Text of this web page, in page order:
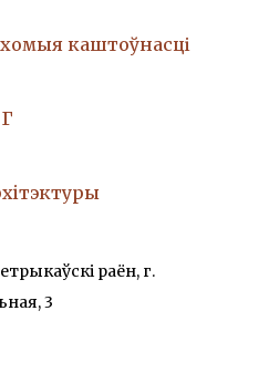
каштоўнасці
раён, г.
3